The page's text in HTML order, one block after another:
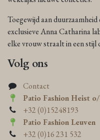
Toegewijd aan
exclusieve Anna Catharina
elke vrouw straalt in een stijl
Volg ons
Contact
Patio Fashion Heist
+32 (0)15248193
Patio Fashion Leuven
+32 (0)16 231 532